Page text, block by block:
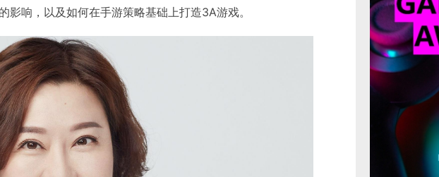
影响，以及如何在手游策略基础上打造3A游戏。